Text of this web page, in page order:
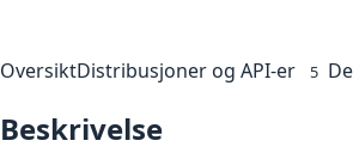
OversiktDistribusjoner og API-er 5
Beskrivelse